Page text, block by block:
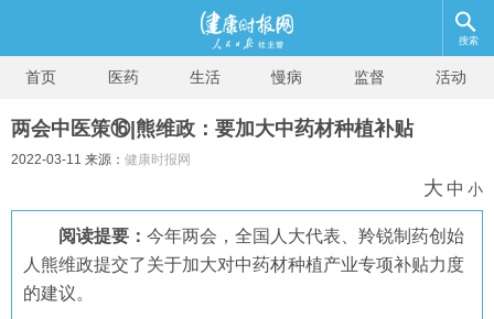
搜索
首页 医药 生活 慢病 监督 活动
两会中医策⑯|熊维政：要加大中药材种植补贴
2022-03-11 来源： 健康时报网
大 中 小
阅读提要： 今年两会，全国人大代表、羚锐制药创始
人熊维政提交了关于加大对中药材种植产业专项补贴力度
的建议。